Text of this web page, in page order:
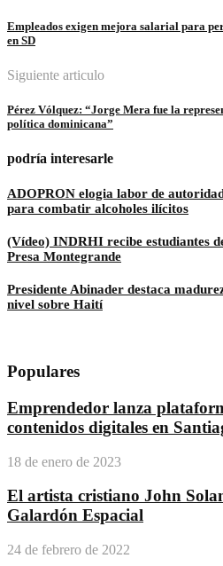
Empleados exigen mejora salarial para
en SD
Siguiente articulo
Pérez Vólquez: “Jorge Mera fue la
política dominicana”
podría interesarle
ADOPRON elogia labor de
para combatir alcoholes ilícitos
(Vídeo) INDRHI recibe estudiantes
Presa Montegrande
Presidente Abinader destaca
nivel sobre Haití
Populares
Emprendedor lanza
contenidos digitales en
18 de enero de 2023
El artista cristiano John
Galardón Espacial
24 de febrero de 2022